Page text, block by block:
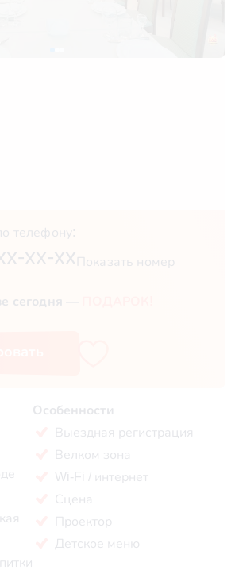
телефону:
xx-xx Показать номер
сегодня —
Особенности
Выездная регистрация
Велком зона
Wi-Fi / интернет
Сцена
Проектор
Детское меню